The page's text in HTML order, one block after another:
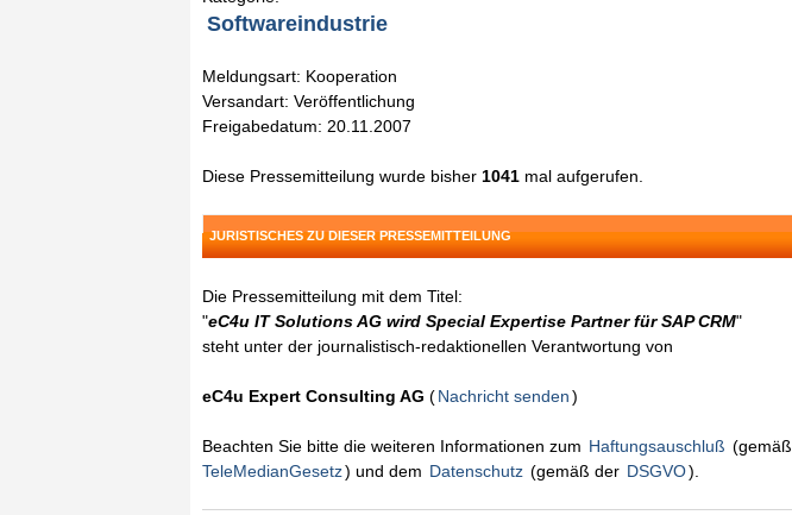
Softwareindustrie
Meldungsart: Kooperation
Versandart: Veröffentlichung
Freigabedatum: 20.11.2007
Diese Pressemitteilung wurde bisher 1041 mal aufgerufen.
JURISTISCHES ZU DIESER PRESSEMITTEILUNG
Die Pressemitteilung mit dem Titel:
"eC4u IT Solutions AG wird Special Expertise Partner für SAP CRM"
steht unter der journalistisch-redaktionellen Verantwortung von
eC4u Expert Consulting AG (Nachricht senden)
Beachten Sie bitte die weiteren Informationen zum Haftungsauschluß (gemäß
TeleMedianGesetz) und dem Datenschutz (gemäß der DSGVO).